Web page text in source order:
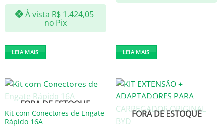
À vista R$1.424,05
no Pix
LEIA MAIS LEIA MAIS
FORA DE ESTOQUE
Kit com Conectores de Engate
Rápido 16A
FORA DE ESTOQUE